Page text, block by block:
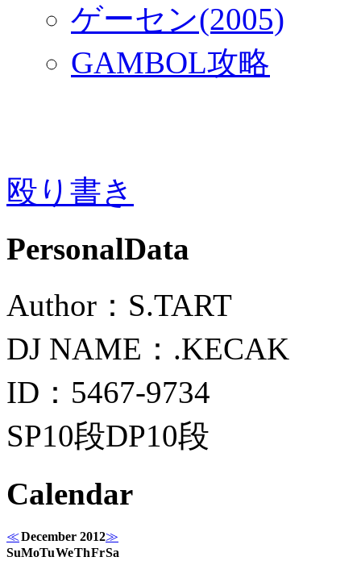
ゲーセン(2005)
GAMBOL攻略
殴り書き
PersonalData
Author：S.TART
DJ NAME：.KECAK
ID：5467-9734
SP10段DP10段
Calendar
≪December 2012≫
SuMoTuWeThFrSa